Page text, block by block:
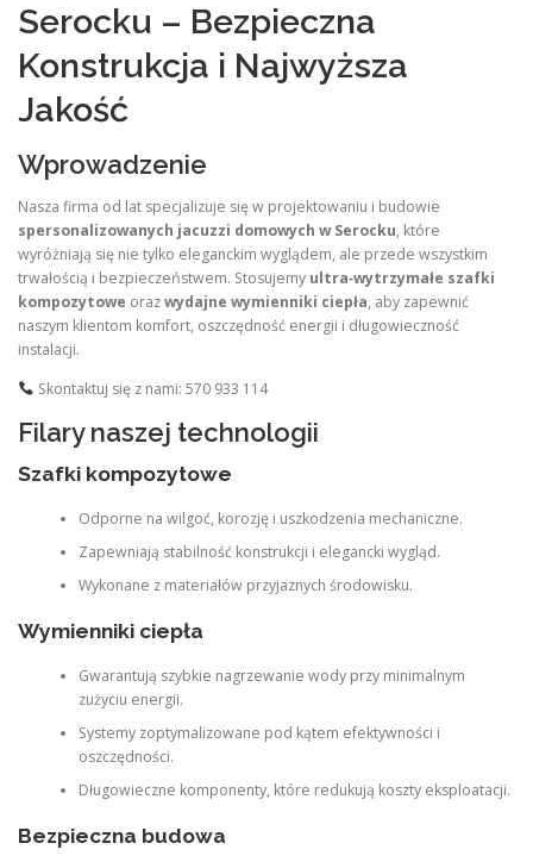
Serocku – Bezpieczna
Konstrukcja i Najwyższa
Jakość
Wprowadzenie
Nasza firma od lat specjalizuje się w projektowaniu i budowie
spersonalizowanych jacuzzi domowych w Serocku, które
wyróżniają się nie tylko eleganckim wyglądem, ale przede wszystkim
trwałością i bezpieczeństwem. Stosujemy ultra‑wytrzymałe szafki
kompozytowe orazwydajne wymienniki ciepła, aby zapewnić
naszym klientom komfort, oszczędność energii i długowieczność
instalacji.
Skontaktuj się z nami: 570 933 114
Filary naszej technologii
Szafki kompozytowe
Odporne na wilgoć, korozję i uszkodzenia mechaniczne.
Zapewniają stabilność konstrukcji i elegancki wygląd.
Wykonane z materiałów przyjaznych środowisku.
Wymienniki ciepła
Gwarantują szybkie nagrzewanie wody przy minimalnym
zużyciu energii.
Systemy zoptymalizowane pod kątem efektywności i
oszczędności.
Długowieczne komponenty, które redukują koszty eksploatacji.
Bezpieczna budowa